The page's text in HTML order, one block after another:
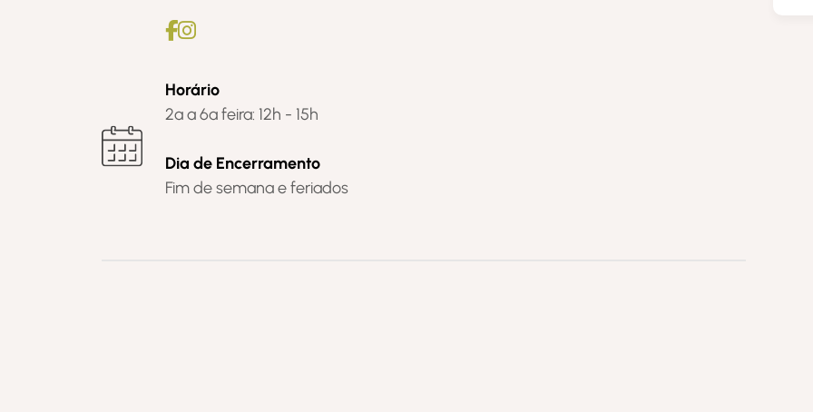
Horário
2ª a 6ª feira: 12h - 15h
Dia de Encerramento
Fim de semana e feriados